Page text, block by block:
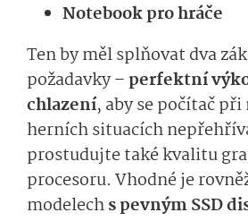
Notebook pro hráče
Ten by měl splňovat dva
požadavky –perfektní
chlazení, aby se počítač
herních situacích
prostudujte také kvalitu
procesoru. Vhodné je
modelechs pevným SSD